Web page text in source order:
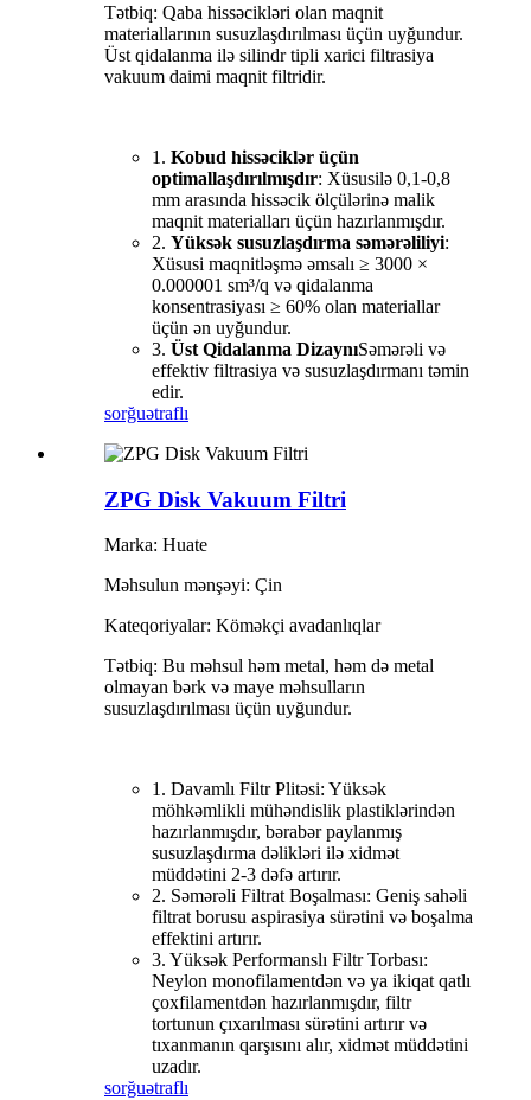
Tətbiq: Qaba hissəcikləri olan maqnit
materiallarının susuzlaşdırılması üçün uyğundur.
Üst qidalanma ilə silindr tipli xarici filtrasiya
vakuum daimi maqnit filtridir.
1. Kobud hissəciklər üçün
optimallaşdırılmışdır: Xüsusilə 0,1-0,8
mm arasında hissəcik ölçülərinə malik
maqnit materialları üçün hazırlanmışdır.
2. Yüksək susuzlaşdırma səmərəliliyi:
Xüsusi maqnitləşmə əmsalı ≥ 3000 ×
0.000001 sm³/q və qidalanma
konsentrasiyası ≥ 60% olan materiallar
üçün ən uyğundur.
3. Üst Qidalanma DizaynıSəmərəli və
effektiv filtrasiya və susuzlaşdırmanı təmin
edir.
sorğuətraflı
ZPG Disk Vakuum Filtri
Marka: Huate
Məhsulun mənşəyi: Çin
Kateqoriyalar: Köməkçi avadanlıqlar
Tətbiq: Bu məhsul həm metal, həm də metal
olmayan bərk və maye məhsulların
susuzlaşdırılması üçün uyğundur.
1. Davamlı Filtr Plitəsi: Yüksək
möhkəmlikli mühəndislik plastiklərindən
hazırlanmışdır, bərabər paylanmış
susuzlaşdırma dəlikləri ilə xidmət
müddətini 2-3 dəfə artırır.
2. Səmərəli Filtrat Boşalması: Geniş sahəli
filtrat borusu aspirasiya sürətini və boşalma
effektini artırır.
3. Yüksək Performanslı Filtr Torbası:
Neylon monofilamentdən və ya ikiqat qatlı
çoxfilamentdən hazırlanmışdır, filtr
tortunun çıxarılması sürətini artırır və
tıxanmanın qarşısını alır, xidmət müddətini
uzadır.
sorğuətraflı